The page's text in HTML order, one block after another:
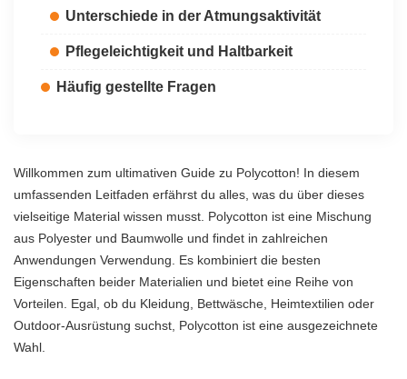
Unterschiede in der Atmungsaktivität
Pflegeleichtigkeit und Haltbarkeit
Häufig gestellte Fragen
Willkommen zum ultimativen Guide zu Polycotton! In diesem
umfassenden Leitfaden erfährst du alles, was du über dieses
vielseitige Material wissen musst. Polycotton ist eine Mischung
aus Polyester und Baumwolle und findet in zahlreichen
Anwendungen Verwendung. Es kombiniert die besten
Eigenschaften beider Materialien und bietet eine Reihe von
Vorteilen. Egal, ob du Kleidung, Bettwäsche, Heimtextilien oder
Outdoor-Ausrüstung suchst, Polycotton ist eine ausgezeichnete
Wahl.